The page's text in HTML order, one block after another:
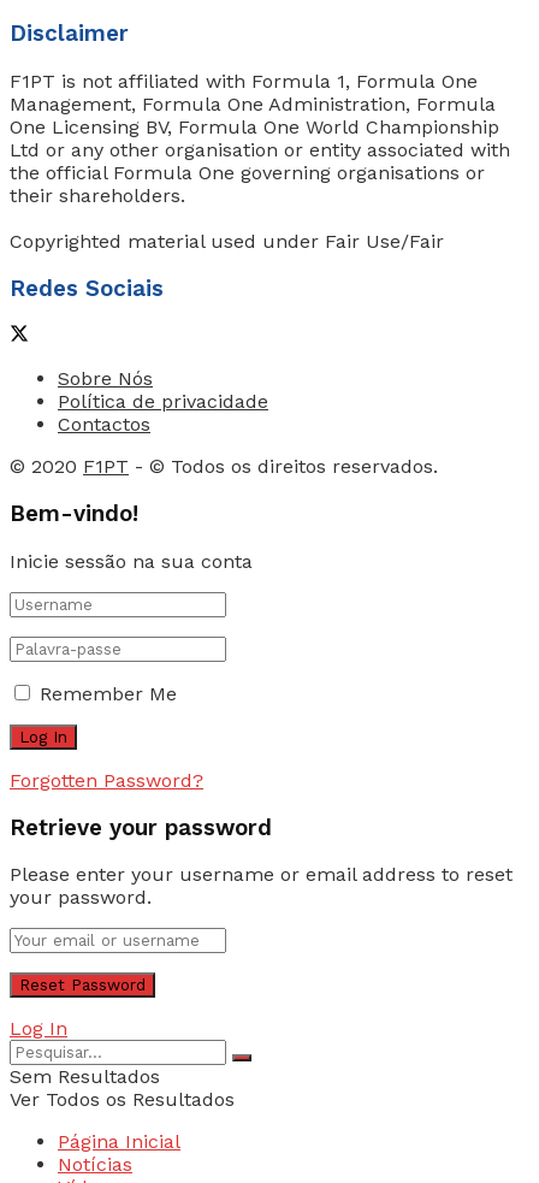
Disclaimer
F1PT is not affiliated with Formula 1, Formula One
Management, Formula One Administration, Formula
One Licensing BV, Formula One World Championship
Ltd or any other organisation or entity associated with
the official Formula One governing organisations or
their shareholders.
Copyrighted material used under Fair Use/Fair
Redes Sociais
Sobre Nós
Política de privacidade
Contactos
© 2020 F1PT - © Todos os direitos reservados.
Bem-vindo!
Inicie sessão na sua conta
Remember Me
Forgotten Password?
Retrieve your password
Please enter your username or email address to reset
your password.
Log In
Sem Resultados
Ver Todos os Resultados
Página Inicial
Notícias